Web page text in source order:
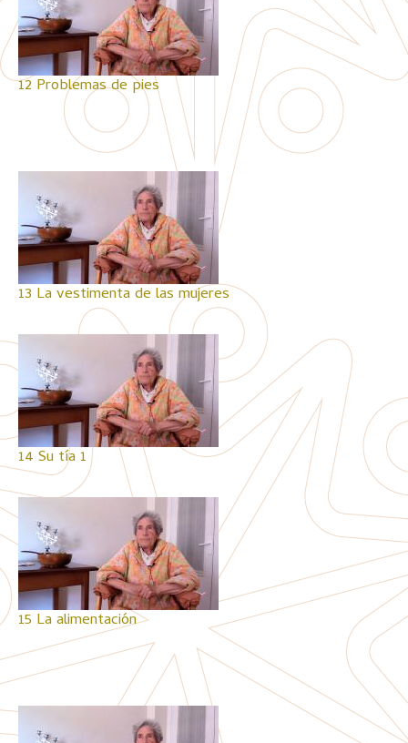
12 Problemas de pies
13 La vestimenta de las mujeres
14 Su tía 1
15 La alimentación